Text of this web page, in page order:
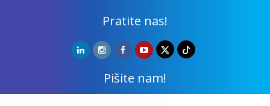
Pratite nas!
Pišite nam!